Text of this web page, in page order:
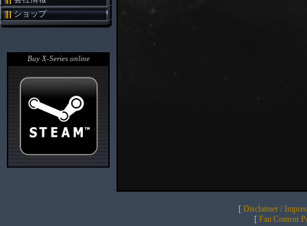
ショップ
Buy X-Series online
[ Disclaimer /
[ Fan Content